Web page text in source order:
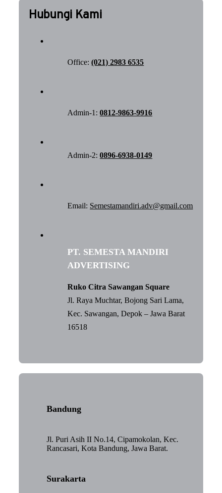
Hubungi Kami
Office:(021) 2983 6535
Admin-1:0812-9863-9916
Admin-2:0896-6938-0149
Email: Semestamandiri.adv@gmail.com
PT. SEMESTA MANDIRI
ADVERTISING
Ruko Citra Sawangan Square
Jl. Raya Muchtar, Bojong Sari Lama,
Kec. Sawangan, Depok – Jawa Barat
16518
Bandung
Jl. Puri Asih II No.14, Cipamokolan, Kec.
Rancasari, Kota Bandung, Jawa Barat.
Surakarta